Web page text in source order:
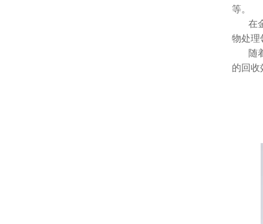
等。
在
物处理
随
的回收